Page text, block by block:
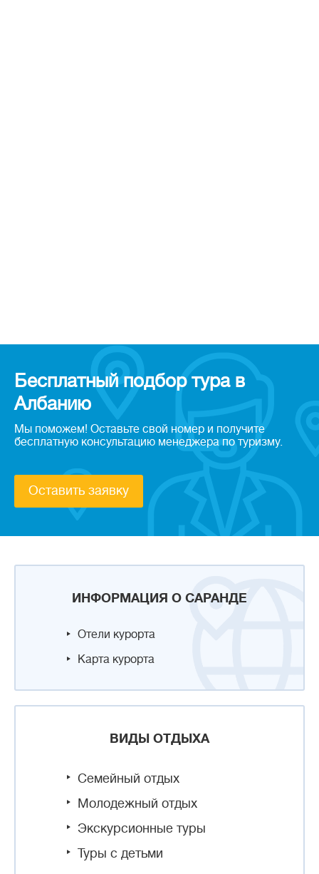
ИНФОРМАЦИЯ О САРАНДЕ
Отели курорта
Карта курорта
ВИДЫ ОТДЫХА
Семейный отдых
Молодежный отдых
Экскурсионные туры
Туры с детьми
Бесплатный подбор тура в
Албанию
Мы поможем! Оставьте свой номер и получите
бесплатную консультацию менеджера по туризму.
Оставить заявку